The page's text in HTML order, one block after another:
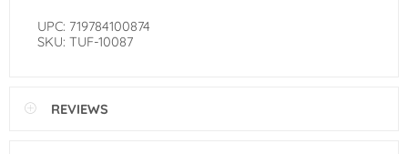
UPC: 719784100874
SKU: TUF-10087
REVIEWS